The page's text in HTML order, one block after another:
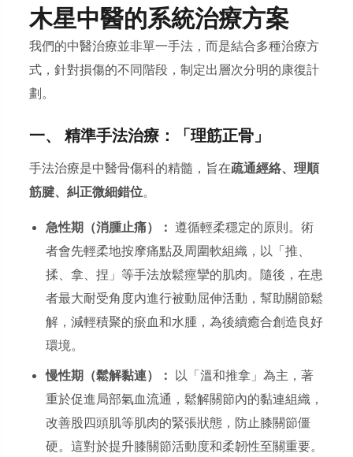
木星中醫的系統治療方案
我們的中醫治療並非單一手法，而是結合多種治療方
式，針對損傷的不同階段，制定出層次分明的康復計
劃。
一、 精準手法治療：「理筋正骨」
手法治療是中醫骨傷科的精髓，旨在疏通經絡、理順
筋腱、糾正微細錯位。
急性期（消腫止痛）： 遵循輕柔穩定的原則。術
者會先輕柔地按摩痛點及周圍軟組織，以「推、
揉、拿、捏」等手法放鬆痙攣的肌肉。隨後，在患
者最大耐受角度內進行被動屈伸活動，幫助關節鬆
解，減輕積聚的瘀血和水腫，為後續癒合創造良好
環境。
慢性期（鬆解黏連）： 以「溫和推拿」為主，著
重於促進局部氣血流通，鬆解關節內的黏連組織，
改善股四頭肌等肌肉的緊張狀態，防止膝關節僵
硬。這對於提升膝關節活動度和柔韌性至關重要。